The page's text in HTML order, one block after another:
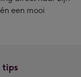
een mooi
tips